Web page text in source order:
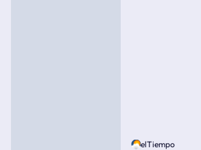
elTiempo